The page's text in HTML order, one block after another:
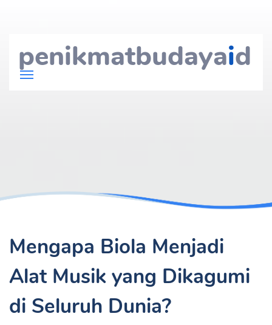
penikmatbudayaid
Mengapa Biola Menjadi
Alat Musik yang Dikagumi
di Seluruh Dunia?